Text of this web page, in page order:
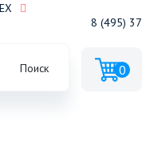
8 (495)
Поиск 0
(2м)